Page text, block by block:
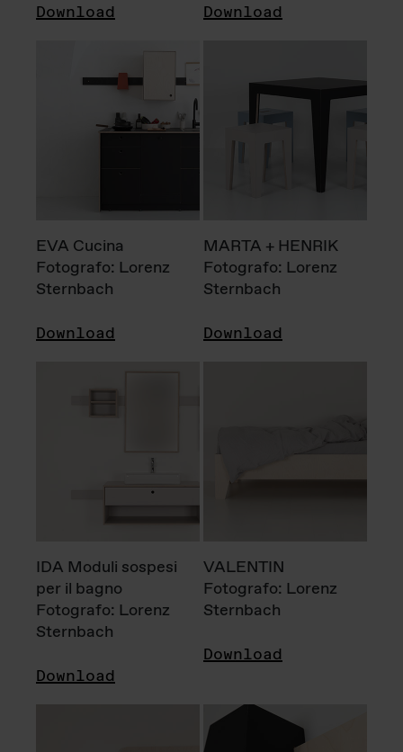
Download Download
EVA Cucina
Fotografo: Lorenz
Sternbach
Download
MARTA + HENRIK
Fotografo: Lorenz
Sternbach
Download
IDA Moduli sospesi
per il bagno
Fotografo: Lorenz
Sternbach
Download
VALENTIN
Fotografo: Lorenz
Sternbach
Download